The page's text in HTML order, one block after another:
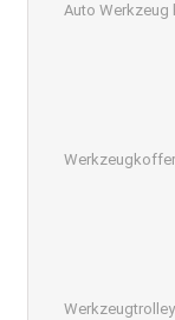
Auto Werkzeug